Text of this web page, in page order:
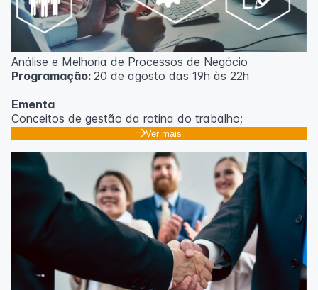
Análise e Melhoria de Processos de Negócio
Programação: 20 de agosto das 19h às 22h
Ementa
Conceitos de gestão da rotina do trabalho;
Promoção de mudanças através do 5S;
resultados;
Método PDCA de gestão;
Técnicas de padronização do trabalho.
Metodologia
100% da carga horária do curso são realizadas com
aulas ao vivo.
As aulas podem ser assistidas por computador, celular
Ver mais